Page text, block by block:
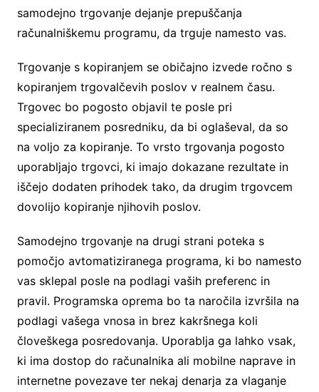
samodejno trgovanje dejanje prepuščanja
računalniškemu programu, da trguje namesto vas.
Trgovanje s kopiranjem se običajno izvede ročno s
kopiranjem trgovalčevih poslov v realnem času.
Trgovec bo pogosto objavil te posle pri
specializiranem posredniku, da bi oglaševal, da so
na voljo za kopiranje. To vrsto trgovanja pogosto
uporabljajo trgovci, ki imajo dokazane rezultate in
iščejo dodaten prihodek tako, da drugim trgovcem
dovolijo kopiranje njihovih poslov.
Samodejno trgovanje na drugi strani poteka s
pomočjo avtomatiziranega programa, ki bo namesto
vas sklepal posle na podlagi vaših preferenc in
pravil. Programska oprema bo ta naročila izvršila na
podlagi vašega vnosa in brez kakršnega koli
človeškega posredovanja. Uporablja ga lahko vsak,
ki ima dostop do računalnika ali mobilne naprave in
internetne povezave ter nekaj denarja za vlaganje